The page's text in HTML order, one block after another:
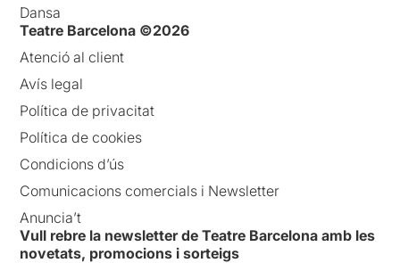
Dansa
Teatre Barcelona ©2026
Atenció al client
Avís legal
Política de privacitat
Política de cookies
Condicions d’ús
Comunicacions comercials i Newsletter
Anuncia’t
Vull rebre la newsletter de Teatre Barcelona amb les
novetats, promocions i sorteigs